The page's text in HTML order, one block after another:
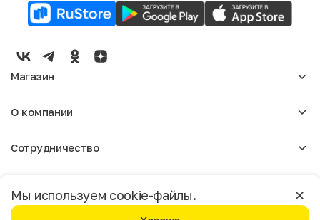
Мужской
Женский
Мы используем cookie-файлы.
Москва
Магазин
Мужское
О компании
Отзывы
Магазины
Сотрудничество
Реклама
Доставка и оплата
Бонусная программа